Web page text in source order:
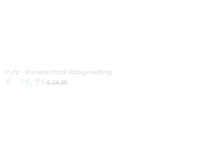
Pufz - Invriesschaal Babyvoeding
€ 14,95 € 24,95